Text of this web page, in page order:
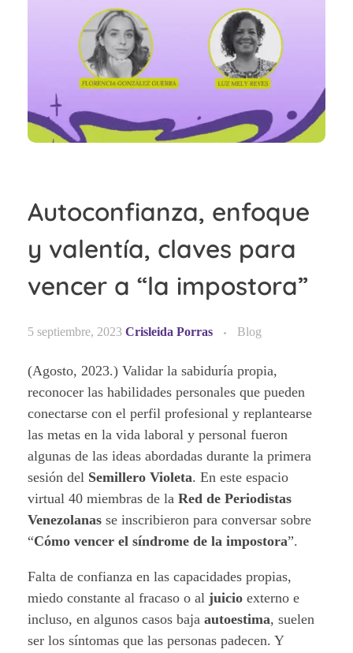
Autoconfianza, enfoque
y valentía, claves para
vencer a “la impostora”
5 septiembre, 2023 Crisleida Porras Blog
(Agosto, 2023.) Validar la sabiduría propia,
reconocer las habilidades personales que pueden
conectarse con el perfil profesional y replantearse
las metas en la vida laboral y personal fueron
algunas de las ideas abordadas durante la primera
sesión del Semillero Violeta. En este espacio
virtual 40 miembras de la Red de Periodistas
Venezolanas se inscribieron para conversar sobre
“Cómo vencer el síndrome de la impostora”.
Falta de confianza en las capacidades propias,
miedo constante al fracaso o al juicio externo e
incluso, en algunos casos baja autoestima, suelen
ser los síntomas que las personas padecen. Y